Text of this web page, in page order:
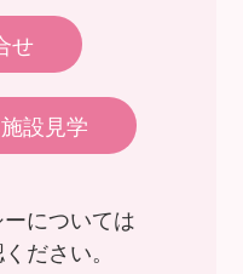
せ
設見学
については
ださい。